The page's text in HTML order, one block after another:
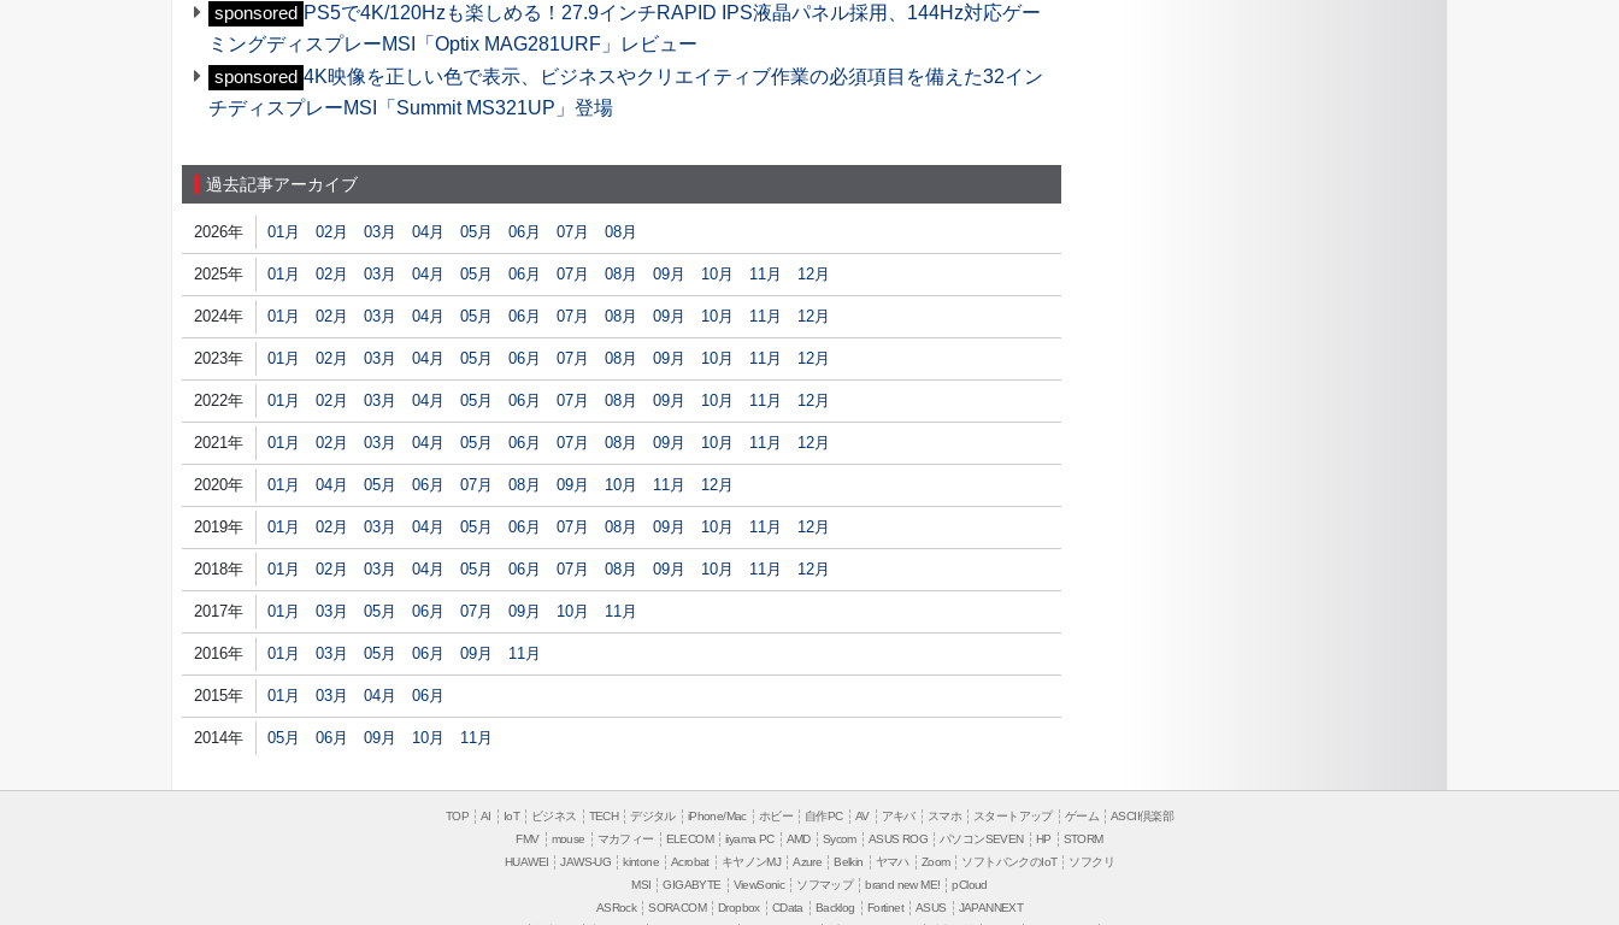
sponsored PS5で4K/120Hzも楽しめる！27.9インチRAPID IPS液晶パネル採用、144Hz対応ゲー
ミングディスプレーMSI「Optix MAG281URF」レビュー
sponsored 4K映像を正しい色で表示、ビジネスやクリエイティブ作業の必須項目を備えた32イン
チディスプレーMSI「Summit MS321UP」登場
過去記事アーカイブ
2026年 01月 02月 03月 04月 05月 06月 07月 08月
2025年 01月 02月 03月 04月 05月 06月 07月 08月 09月 10月 11月 12月
2024年 01月 02月 03月 04月 05月 06月 07月 08月 09月 10月 11月 12月
2023年 01月 02月 03月 04月 05月 06月 07月 08月 09月 10月 11月 12月
2022年 01月 02月 03月 04月 05月 06月 07月 08月 09月 10月 11月 12月
2021年 01月 02月 03月 04月 05月 06月 07月 08月 09月 10月 11月 12月
2020年 01月 04月 05月 06月 07月 08月 09月 10月 11月 12月
2019年 01月 02月 03月 04月 05月 06月 07月 08月 09月 10月 11月 12月
2018年 01月 02月 03月 04月 05月 06月 07月 08月 09月 10月 11月 12月
2017年 01月 03月 05月 06月 07月 09月 10月 11月
2016年 01月 03月 05月 06月 09月 11月
2015年 01月 03月 04月 06月
2014年 05月 06月 09月 10月 11月
TOP AI IoT ビジネス TECH デジタル iPhone/Mac ホビー 自作PC AV アキバ スマホ スタートアップ ゲーム
ASCII倶楽部
FMV
mouse マカフィー ELECOM iiyama PC AMD Sycom ASUS ROG パソコンSEVEN HP
STORM
HUAWEI
JAWS-UG kintone Acrobat キヤノンMJ Azure Belkin ヤマハ Zoom ソフトバンクのIoT
ソフクリ
MSI
GIGABYTE ViewSonic ソフマップ brand new ME!
pCloud
ASRock
SORACOM Dropbox CData Backlog Fortinet ASUS
JAPANNEXT